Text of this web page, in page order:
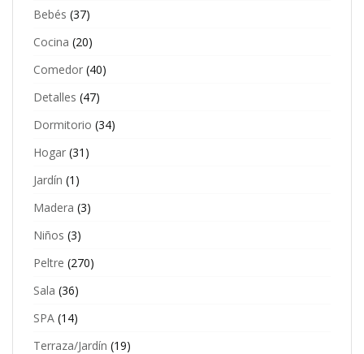
Bebés (37)
Cocina (20)
Comedor (40)
Detalles (47)
Dormitorio (34)
Hogar (31)
Jardín (1)
Madera (3)
Niños (3)
Peltre (270)
Sala (36)
SPA (14)
Terraza/Jardín (19)